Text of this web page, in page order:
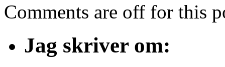
Comments are off for this
Jag skriver om: